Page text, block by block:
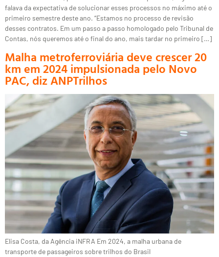
falava da expectativa de solucionar esses processos no máximo até o
primeiro semestre deste ano. “Estamos no processo de revisão
desses contratos. Em um passo a passo homologado pelo Tribunal de
Contas, nós queremos até o final do ano, mais tardar no primeiro […]
Malha metroferroviária deve crescer 20
km em 2024 impulsionada pelo Novo
PAC, diz ANPTrilhos
Elisa Costa, da Agência iNFRA Em 2024, a malha urbana de
transporte de passageiros sobre trilhos do Brasil